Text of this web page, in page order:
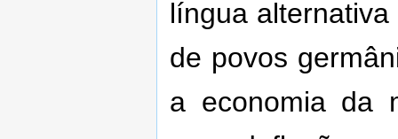
língua
de povos
a economia da